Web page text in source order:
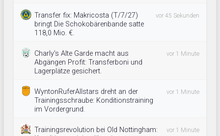
Transfer fix: Makricosta (T/7/27)
bringt Die Schokobärenbande satte
118,0 Mio. €.
vor 45 Sekunden
Charly's Alte Garde macht aus
Abgängen Profit: Transferboni und
Lagerplätze gesichert.
vor 1 Minute
WyntonRuferAllstars dreht an der
Trainingsschraube: Konditionstraining
im Vordergrund.
vor 1 Minute
Trainingsrevolution bei Old Nottingham:
vor 1 Minute